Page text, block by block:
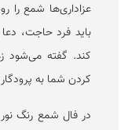
عزاداری‌ها شمع را
باید فرد حاجت،
کند. گفته می‌شود
کردن شما به
در فال شمع رنگ